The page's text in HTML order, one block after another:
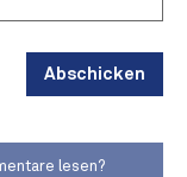
Abschicken
lesen?